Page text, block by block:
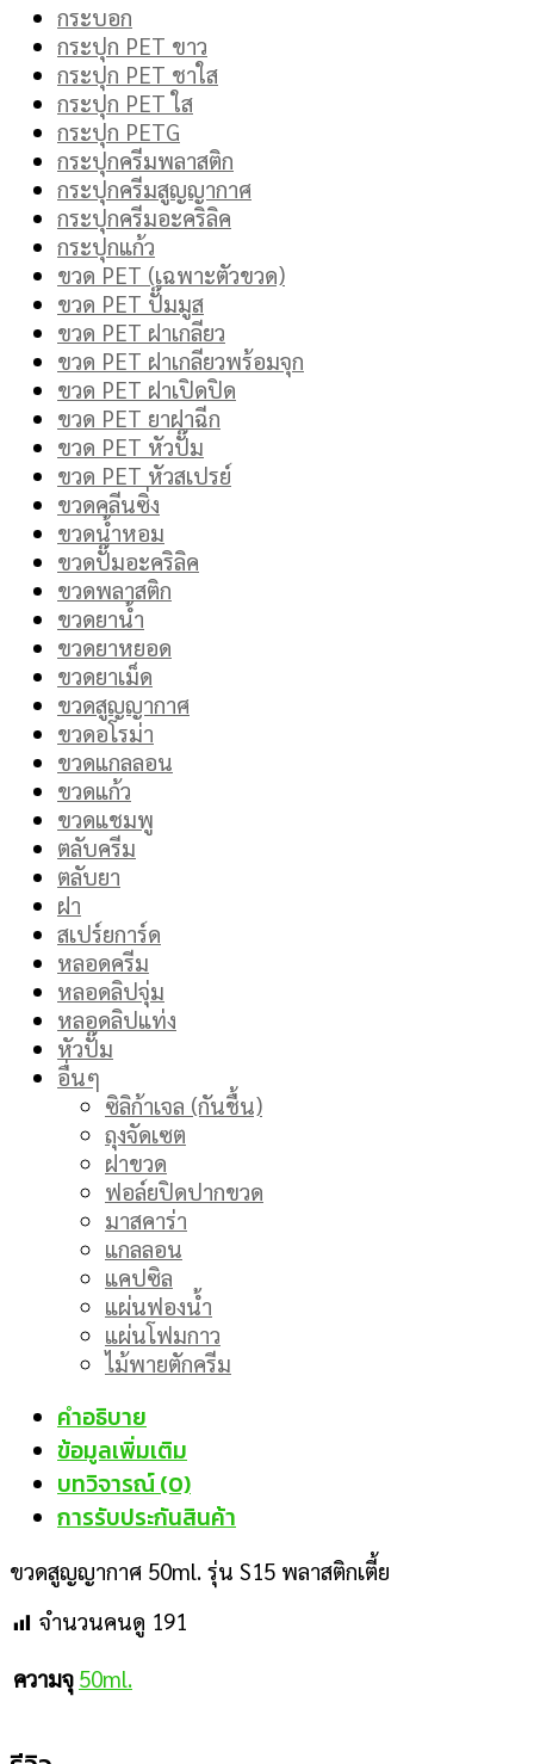
กระบอก
กระปุก PET ขาว
กระปุก PET ชาใส
กระปุก PET ใส
กระปุก PETG
กระปุกครีมพลาสติก
กระปุกครีมสูญญากาศ
กระปุกครีมอะคริลิค
กระปุกแก้ว
ขวด PET (เฉพาะตัวขวด)
ขวด PET ปั๊มมูส
ขวด PET ฝาเกลียว
ขวด PET ฝาเกลียวพร้อมจุก
ขวด PET ฝาเปิดปิด
ขวด PET ยาฝาฉีก
ขวด PET หัวปั๊ม
ขวด PET หัวสเปรย์
ขวดคลีนซิ่ง
ขวดน้ำหอม
ขวดปั๊มอะคริลิค
ขวดพลาสติก
ขวดยาน้ำ
ขวดยาหยอด
ขวดยาเม็ด
ขวดสูญญากาศ
ขวดอโรม่า
ขวดแกลลอน
ขวดแก้ว
ขวดแชมพู
ตลับครีม
ตลับยา
ฝา
สเปร์ยการ์ด
หลอดครีม
หลอดลิปจุ่ม
หลอดลิปแท่ง
หัวปั๊ม
อื่นๆ
ซิลิก้าเจล (กันชื้น)
ถุงจัดเซต
ฝาขวด
ฟอล์ยปิดปากขวด
มาสคาร่า
แกลลอน
แคปซิล
แผ่นฟองน้ำ
แผ่นโฟมกาว
ไม้พายตักครีม
คำอธิบาย
ข้อมูลเพิ่มเติม
บทวิจารณ์ (0)
การรับประกันสินค้า
ขวดสูญญากาศ 50ml. รุ่น S15 พลาสติกเตี้ย
จำนวนคนดู 191
ความจุ 50ml.